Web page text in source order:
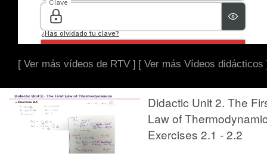
[ Ver más vídeos de RTV ] [ Ver más Vídeos didácticos
Didactic Unit 2. The
Law of
Exercises 2.1 - 2.2